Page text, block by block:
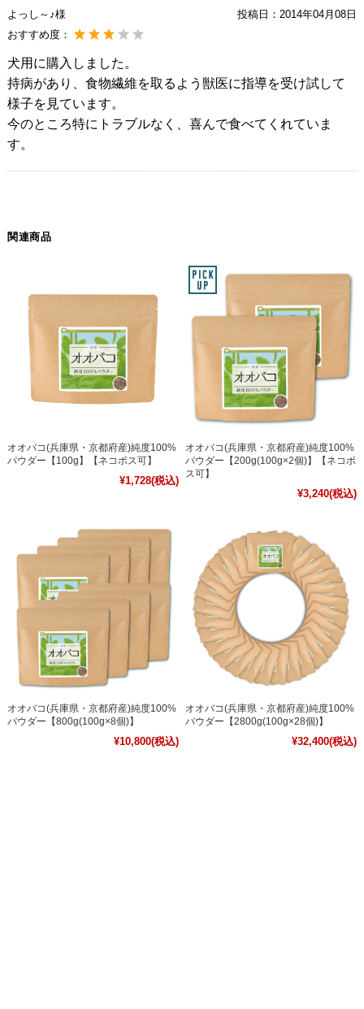
よっし～♪様 投稿日： 2014年04月08日
おすすめ度：
犬用に購入しました。
持病があり、食物繊維を取るよう獣医に指導を受け試して
様子を見ています。
今のところ特にトラブルなく、喜んで食べてくれていま
す。
関連商品
オオバコ(兵庫県・京都府産)純度100%
パウダー【100g】【ネコポス可】
¥1,728(税込)
オオバコ(兵庫県・京都府産)純度100%
パウダー【200g(100g×2個)】【ネコポ
ス可】
¥3,240(税込)
オオバコ(兵庫県・京都府産)純度100%
パウダー【800g(100g×8個)】
¥10,800(税込)
オオバコ(兵庫県・京都府産)純度100%
パウダー【2800g(100g×28個)】
¥32,400(税込)